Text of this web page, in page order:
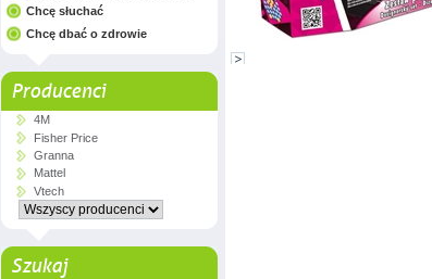
Chcę słuchać
Chcę dbać o zdrowie
Producenci
4M
Fisher Price
Granna
Mattel
Vtech
Szukaj